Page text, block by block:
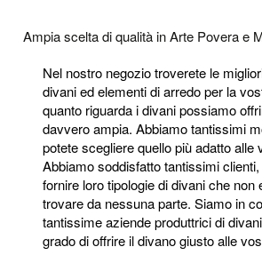
Ampia scelta di qualità in Arte Povera e
Nel nostro negozio troverete le
divani ed elementi di arredo per la
quanto riguarda i divani possiamo
davvero ampia. Abbiamo tantissimi
potete scegliere quello più adatto alle
Abbiamo soddisfatto tantissimi
fornire loro tipologie di divani che non
trovare da nessuna parte. Siamo in
tantissime aziende produttrici di
grado di offrire il divano giusto alle